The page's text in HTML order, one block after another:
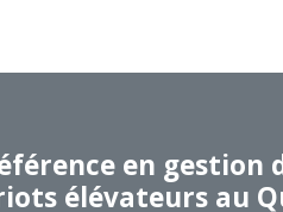
en gestion
élévateurs au